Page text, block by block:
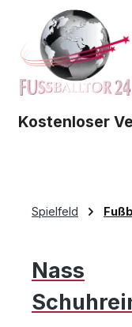
Zum Hauptinhalt
Kostenloser
Spielfeld
Nass